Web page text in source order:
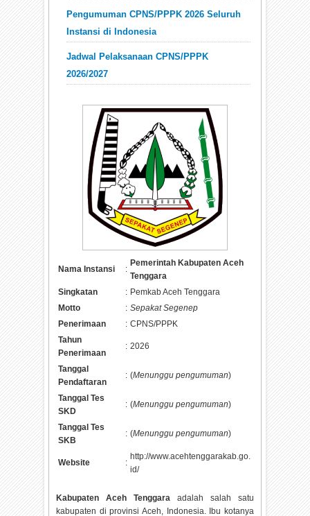
Pengumuman CPNS/PPPK 2026 Seluruh
Instansi di Indonesia
Jadwal Pelaksanaan CPNS/PPPK
2026/2027
Nama Instansi :
Pemerintah Kabupaten Aceh
Tenggara
Singkatan
: Pemkab Aceh Tenggara
Motto
: Sepakat Segenep
Penerimaan
: CPNS/PPPK
Tahun
Penerimaan
: 2026
Tanggal
Pendaftaran
: (Menunggu pengumuman)
Tanggal Tes
SKD
: (Menunggu pengumuman)
Tanggal Tes
SKB
: (Menunggu pengumuman)
Website :
http://www.acehtenggarakab.go.
id/
Kabupaten Aceh Tenggara adalah salah satu
kabupaten di provinsi Aceh, Indonesia. Ibu kotanya